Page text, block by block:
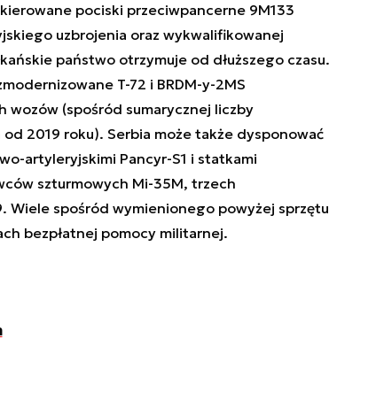
pociski przeciwpancerne 9M133
uzbrojenia oraz wykwalifikowanej
państwo otrzymuje od dłuższego czasu.
T-72 i BRDM-y-2MS
wozów (spośród sumarycznej liczby
2019 roku). Serbia może także dysponować
artyleryjskimi Pancyr-S1 i statkami
szturmowych Mi-35M, trzech
Wiele spośród wymienionego powyżej sprzętu
bezpłatnej pomocy militarnej.